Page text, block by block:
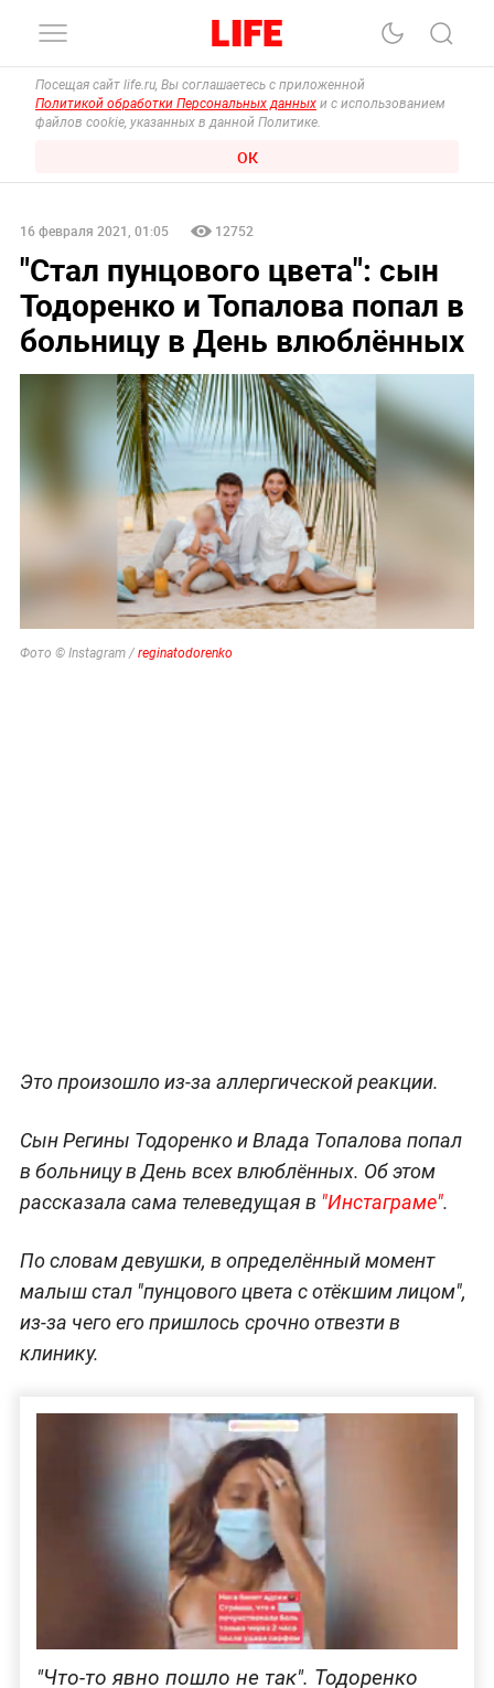
Посещая сайт life.ru, Вы соглашаетесь с приложенной
Политикой обработки Персональных данных и с использованием
файлов cookie, указанных в данной Политике.
ОК
16 февраля 2021, 01:05 12752
"Стал пунцового цвета": сын
Тодоренко и Топалова попал в
больницу в День влюблённых
Фото © Instagram / reginatodorenko
Это произошло из-за аллергической реакции.
Сын Регины Тодоренко и Влада Топалова попал
в больницу в День всех влюблённых. Об этом
рассказала сама телеведущая в "Инстаграме".
По словам девушки, в определённый момент
малыш стал "пунцового цвета с отёкшим лицом",
из-за чего его пришлось срочно отвезти в
клинику.
"Что-то явно пошло не так". Тодоренко